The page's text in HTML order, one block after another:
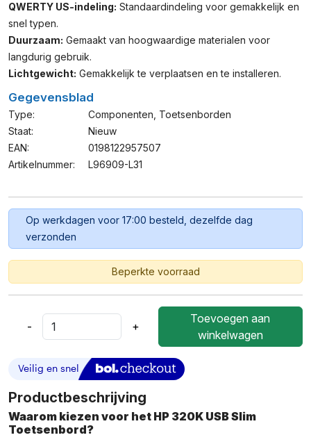
QWERTY US-indeling: Standaardindeling voor gemakkelijk en
snel typen.
Duurzaam: Gemaakt van hoogwaardige materialen voor
langdurig gebruik.
Lichtgewicht: Gemakkelijk te verplaatsen en te installeren.
Gegevensblad
Type: Componenten Toetsenborden
Staat:
Nieuw
EAN:
0198122957507
Artikelnummer:
L96909-L31
Op werkdagen voor 17:00 besteld, dezelfde dag
verzonden
Beperkte voorraad
-
USB
Toetsenbord
QWERTY
US
Aantal
+
Toevoegen aan
winkelwagen
Productbeschrijving
Waarom kiezen voor het HP 320K USB Slim
Toetsenbord?